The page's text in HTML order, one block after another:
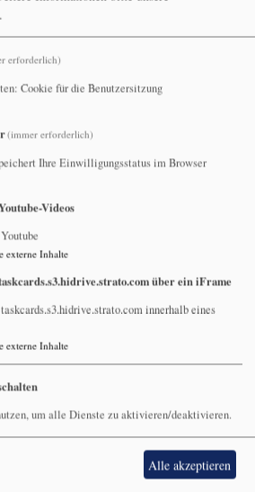
nach dem
Dezember
Andacht zur Vorstellung des
Jesuskindes im Tempel (Lukas
"Fröhlich soll mein Herze
erforderlich)
Cookie für die Benutzersitzung
(immer erforderlich)
Ihre Einwilligungsstatus im Browser
Videos
externe Inhalte
über ein iFrame
innerhalb eines
externe Inhalte
um alle Dienste zu aktivieren/deaktivieren.
Alle akzeptieren